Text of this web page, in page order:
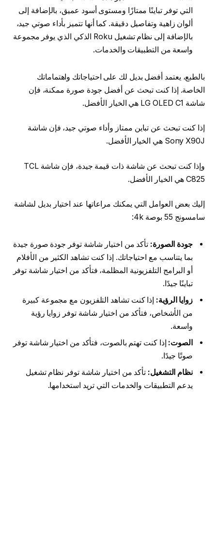
التي توفر تباينًا ممتازًا ومستوى أسود عميق، بالإضافة إلى
ألوان زاهية وتفاصيل دقيقة. كما أنها تتميز بأداء صوتي جيد،
بالإضافة إلى نظام تشغيل Roku الذكي الذي يوفر مجموعة
واسعة من التطبيقات والخدمات.
بالطبع، يعتمد أفضل بديل لك على احتياجاتك واهتماماتك
الخاصة. إذا كنت تبحث عن أفضل جودة صورة ممكنة، فإن
شاشة LG OLED C1 هي الخيار الأفضل.
إذا كنت تبحث عن تباين ممتاز وأداء صوتي جيد، فإن شاشة
Sony X90J هي الخيار الأفضل.
وإذا كنت تبحث عن شاشة ذات قيمة جيدة، فإن شاشة TCL
C825 هي الخيار الأفضل.
إليك بعض العوامل التي يمكنك مراعاتها عند اختيار بديل لشاشة
سامسونج 55 بوصة 4k:
جودة الصورة: تأكد من اختيار شاشة توفر جودة صورة جيدة
بما يتناسب مع احتياجاتك. إذا كنت تشاهد الكثير من الأفلام
أو البرامج التلفزيونية المظلمة، فتأكد من اختيار شاشة توفر
تباينًا جيدًا.
زوايا الرؤية: إذا كنت تشاهد التلفزيون مع مجموعة كبيرة
من الأشخاص، فتأكد من اختيار شاشة توفر زوايا رؤية
واسعة.
الصوت: إذا كنت تهتم بالصوت، فتأكد من اختيار شاشة توفر
صوتًا جيدًا.
نظام التشغيل: تأكد من اختيار شاشة توفر نظام تشغيل
يدعم التطبيقات والخدمات التي تريد استخدامها.